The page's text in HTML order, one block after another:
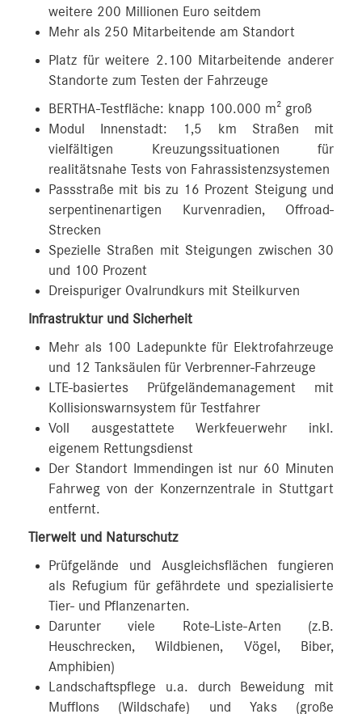
weitere 200 Millionen Euro seitdem
Mehr als 250 Mitarbeitende am Standort
Platz für weitere 2.100 Mitarbeitende anderer
Standorte zum Testen der Fahrzeuge
BERTHA-Testfläche: knapp 100.000 m² groß
Modul Innenstadt: 1,5 km Straßen mit
vielfältigen Kreuzungssituationen für
realitätsnahe Tests von Fahrassistenzsystemen
Passstraße mit bis zu 16 Prozent Steigung und
serpentinenartigen Kurvenradien, Offroad-
Strecken
Spezielle Straßen mit Steigungen zwischen 30
und 100 Prozent
Dreispuriger Ovalrundkurs mit Steilkurven
Infrastruktur und Sicherheit
Mehr als 100 Ladepunkte für Elektrofahrzeuge
und 12 Tanksäulen für Verbrenner-Fahrzeuge
LTE-basiertes Prüfgeländemanagement mit
Kollisionswarnsystem für Testfahrer
Voll ausgestattete Werkfeuerwehr inkl.
eigenem Rettungsdienst
Der Standort Immendingen ist nur 60 Minuten
Fahrweg von der Konzernzentrale in Stuttgart
entfernt.
Tierwelt und Naturschutz
Prüfgelände und Ausgleichsflächen fungieren
als Refugium für gefährdete und spezialisierte
Tier- und Pflanzenarten.
Darunter viele Rote-Liste-Arten (z.B.
Heuschrecken, Wildbienen, Vögel, Biber,
Amphibien)
Landschaftspflege u.a. durch Beweidung mit
Mufflons (Wildschafe) und Yaks (große